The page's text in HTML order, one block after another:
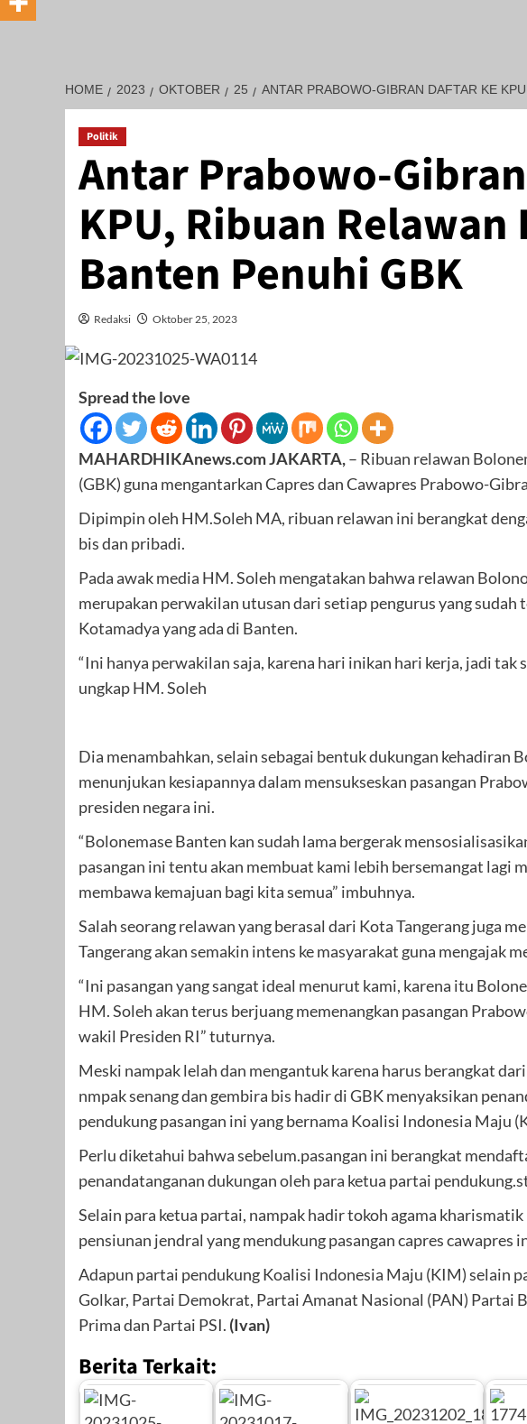
HOME 2023 OKTOBER 25 ANTAR PRABOWO-GIBRAN DAFTAR KE
Politik
Antar Prabowo-
KPU, Ribuan
Banten Penuhi GBK
Redaksi Oktober 25, 2023
Spread the love
MAHARDHIKAnews.com JAKARTA,– Ribuan relawan
(GBK) guna mengantarkan Capres dan Cawapres Prabowo-
Dipimpin oleh HM.Soleh MA, ribuan relawan ini berangkat
bis dan pribadi.
Pada awak media HM. Soleh mengatakan bahwa relawan
merupakan perwakilan utusan dari setiap pengurus yang sudah
Kotamadya yang ada di Banten.
“Ini hanya perwakilan saja, karena hari inikan hari kerja, jadi tak
ungkap HM. Soleh
Dia menambahkan, selain sebagai bentuk dukungan kehadiran
menunjukan kesiapannya dalam mensukseskan pasangan
presiden negara ini.
“Bolonemase Banten kan sudah lama bergerak
pasangan ini tentu akan membuat kami lebih bersemangat lagi
membawa kemajuan bagi kita semua” imbuhnya.
Salah seorang relawan yang berasal dari Kota Tangerang juga
Tangerang akan semakin intens ke masyarakat guna mengajak
“Ini pasangan yang sangat ideal menurut kami, karena itu
HM. Soleh akan terus berjuang memenangkan pasangan
wakil Presiden RI” tuturnya.
Meski nampak lelah dan mengantuk karena harus berangkat
nmpak senang dan gembira bis hadir di GBK menyaksikan
pendukung pasangan ini yang bernama Koalisi Indonesia Maju
Perlu diketahui bahwa sebelum.pasangan ini berangkat
penandatanganan dukungan oleh para ketua partai
Selain para ketua partai, nampak hadir tokoh agama
pensiunan jendral yang mendukung pasangan capres cawapres
Adapun partai pendukung Koalisi Indonesia Maju (KIM) selain
Golkar, Partai Demokrat, Partai Amanat Nasional (PAN) Partai
Prima dan Partai PSI. (Ivan)
Berita Terkait: